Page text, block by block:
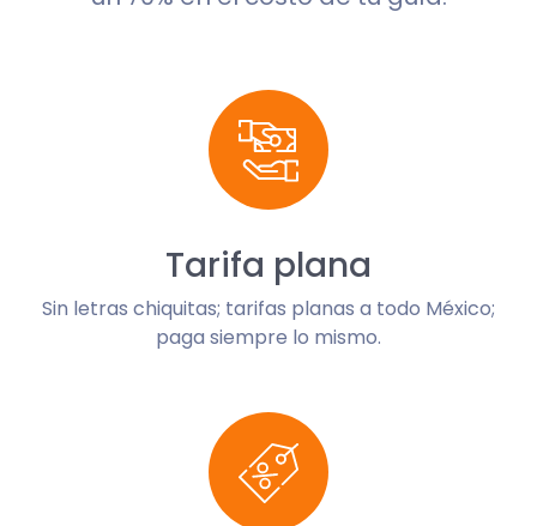
Tarifa plana
Sin letras chiquitas; tarifas planas a todo México;
paga siempre lo mismo.